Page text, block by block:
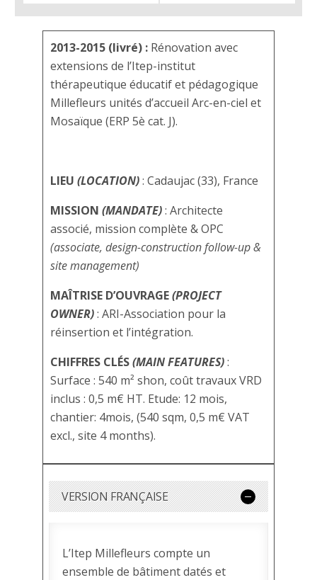
2013-2015 (livré) : Rénovation avec
extensions de l’Itep-institut
thérapeutique éducatif et pédagogique
Millefleurs unités d’accueil Arc-en-ciel et
Mosaïque (ERP 5è cat. J).
LIEU (LOCATION): Cadaujac (33), France
MISSION (MANDATE): Architecte
associé, mission complète & OPC
(associate, design-construction follow-up &
site management)
MAÎTRISE D’OUVRAGE(PROJECT
OWNER): ARI-Association pour la
réinsertion et l’intégration.
CHIFFRES CLÉS(MAIN FEATURES):
Surface : 540 m² shon, coût travaux VRD
inclus : 0,5 m€ HT. Etude: 12 mois,
chantier: 4mois, (540 sqm, 0,5 m€ VAT
excl., site 4 months).
VERSION FRANÇAISE
L’Itep Millefleurs compte un
ensemble de bâtiment datés et